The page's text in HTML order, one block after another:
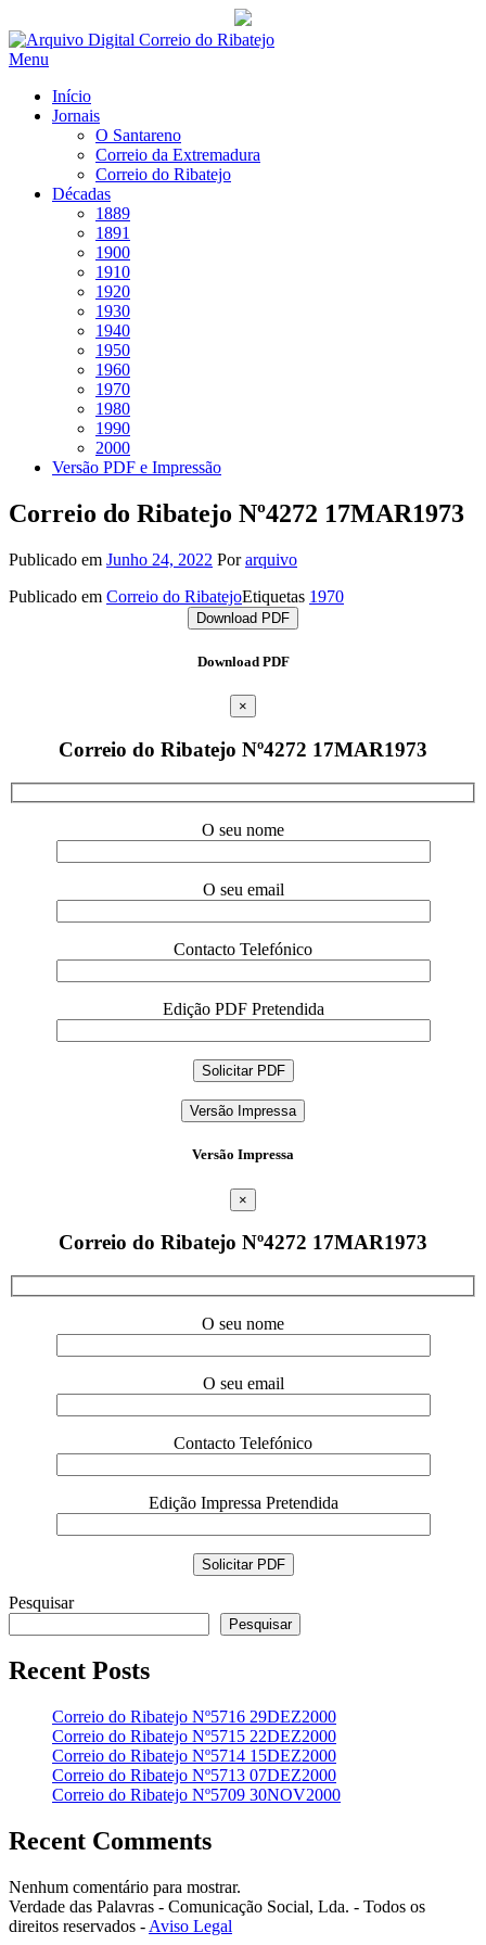
Saltar
para
Menu
Início
Jornais
O Santareno
Correio da Extremadura
Correio do Ribatejo
Décadas
1889
1891
1900
1910
1920
1930
1940
1950
1960
1970
1980
1990
2000
Versão PDF e Impressão
Correio do Ribatejo Nº4272 17MAR1973
Publicado em Junho 24, 2022 Porarquivo
Publicado em Correio do RibatejoEtiquetas 1970
Download PDF
Download PDF
×
Correio do Ribatejo Nº4272 17MAR1973
O seu nome
O seu email
Contacto Telefónico
Edição PDF Pretendida
Versão Impressa
Versão Impressa
×
Correio do Ribatejo Nº4272 17MAR1973
O seu nome
O seu email
Contacto Telefónico
Edição Impressa Pretendida
Pesquisar
Pesquisar
Recent Posts
Correio do Ribatejo Nº5716 29DEZ2000
Correio do Ribatejo Nº5715 22DEZ2000
Correio do Ribatejo Nº5714 15DEZ2000
Correio do Ribatejo Nº5713 07DEZ2000
Correio do Ribatejo Nº5709 30NOV2000
Recent Comments
Nenhum comentário para mostrar.
Verdade das Palavras - Comunicação Social, Lda. - Todos os
direitos reservados - Aviso Legal